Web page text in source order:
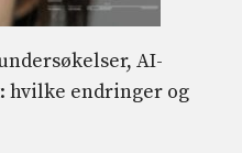
AI-
hvilke endringer og